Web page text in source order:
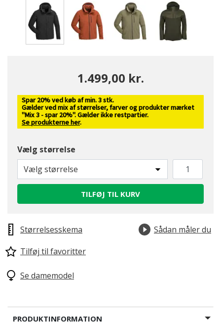
1.499,00 kr.
Spar 20% ved køb af min. 3 stk.
Gælder ved mix af størrelser, farver og produkter mærket
"Mix 3 - spar 20%". Gælder ikke restpartier.
Se produkterne her.
Vælg størrelse
Vælg størrelse
TILFØJ TIL KURV
Størrelsesskema
Sådan måler du
Tilføj til favoritter
Se damemodel
PRODUKTINFORMATION